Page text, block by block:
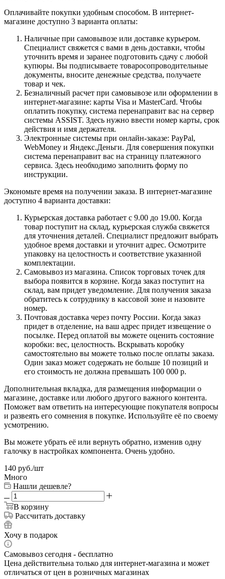
Оплачивайте покупки удобным способом. В интернет-
магазине доступно 3 варианта оплаты:
Наличные при самовывозе или доставке курьером.
Специалист свяжется с вами в день доставки, чтобы
уточнить время и заранее подготовить сдачу с любой
купюры. Вы подписываете товаросопроводительные
документы, вносите денежные средства, получаете
товар и чек.
Безналичный расчет при самовывозе или оформлении в
интернет-магазине: карты Visa и MasterCard. Чтобы
оплатить покупку, система перенаправит вас на сервер
системы ASSIST. Здесь нужно ввести номер карты, срок
действия и имя держателя.
Электронные системы при онлайн-заказе: PayPal,
WebMoney и Яндекс.Деньги. Для совершения покупки
система перенаправит вас на страницу платежного
сервиса. Здесь необходимо заполнить форму по
инструкции.
Экономьте время на получении заказа. В интернет-магазине
доступно 4 варианта доставки:
Курьерская доставка работает с 9.00 до 19.00. Когда
товар поступит на склад, курьерская служба свяжется
для уточнения деталей. Специалист предложит выбрать
удобное время доставки и уточнит адрес. Осмотрите
упаковку на целостность и соответствие указанной
комплектации.
Самовывоз из магазина. Список торговых точек для
выбора появится в корзине. Когда заказ поступит на
склад, вам придет уведомление. Для получения заказа
обратитесь к сотруднику в кассовой зоне и назовите
номер.
Почтовая доставка через почту России. Когда заказ
придет в отделение, на ваш адрес придет извещение о
посылке. Перед оплатой вы можете оценить состояние
коробки: вес, целостность. Вскрывать коробку
самостоятельно вы можете только после оплаты заказа.
Один заказ может содержать не больше 10 позиций и
его стоимость не должна превышать 100 000 р.
Дополнительная вкладка, для размещения информации о
магазине, доставке или любого другого важного контента.
Поможет вам ответить на интересующие покупателя вопросы
и развеять его сомнения в покупке. Используйте её по своему
усмотрению.
Вы можете убрать её или вернуть обратно, изменив одну
галочку в настройках компонента. Очень удобно.
140 руб./шт
Много
Нашли дешевле?
В корзину
Рассчитать доставку
Хочу в подарок
Самовывоз сегодня - бесплатно
Цена действительна только для интернет-магазина и может
отличаться от цен в розничных магазинах